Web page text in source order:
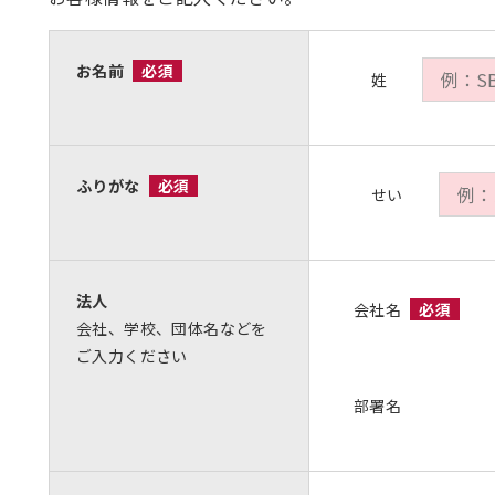
お名前 必須 姓
ふりがな 必須 せい
法人
会社、学校、団体名などを
ご入力ください
会社名 必須
部署名